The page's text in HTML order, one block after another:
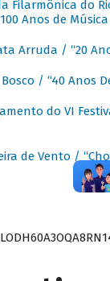
Filarmônica do
Anos de
Arruda / “20
/ “40 Anos
do VI
de Vento /